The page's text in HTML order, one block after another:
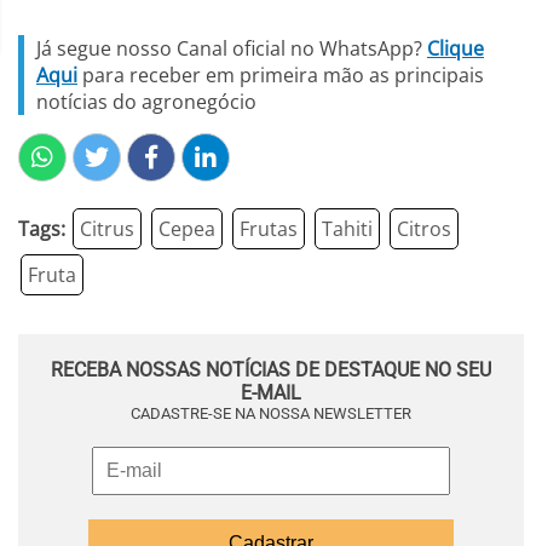
Já segue nosso Canal oficial no WhatsApp? Clique
Aqui para receber em primeira mão as principais
notícias do agronegócio
Tags: Citrus Cepea Frutas Tahiti
Citros
Fruta
RECEBA NOSSAS NOTÍCIAS DE DESTAQUE NO SEU
E-MAIL
CADASTRE-SE NA NOSSA NEWSLETTER